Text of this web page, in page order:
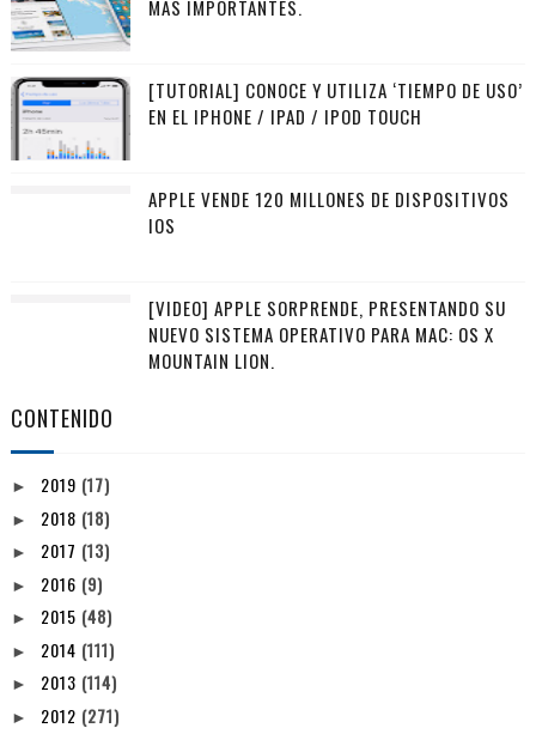
MÁS IMPORTANTES.
[TUTORIAL] CONOCE Y UTILIZA ‘TIEMPO DE USO’
EN EL IPHONE / IPAD / IPOD TOUCH
APPLE VENDE 120 MILLONES DE DISPOSITIVOS
IOS
[VIDEO] APPLE SORPRENDE, PRESENTANDO SU
NUEVO SISTEMA OPERATIVO PARA MAC: OS X
MOUNTAIN LION.
CONTENIDO
► 2019 (17)
► 2018 (18)
► 2017 (13)
► 2016 (9)
► 2015 (48)
► 2014 (111)
► 2013 (114)
► 2012 (271)